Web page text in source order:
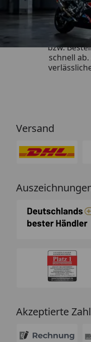
„Die
bzw.
schnell ab. Als Firma braucht man
Versand
Akzeptierte